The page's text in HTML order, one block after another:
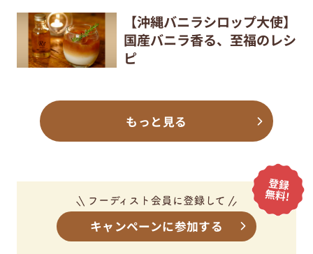
【沖縄バニラシロップ大使】
国産バニラ香る、至福のレシ
ピ
もっと見る
キャンペーンに参加する